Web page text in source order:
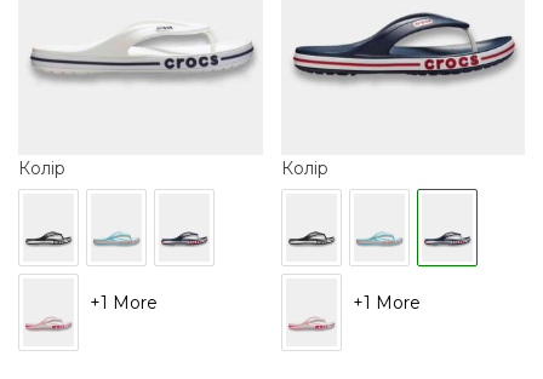
Колір
+1 More
Колір
+1 More